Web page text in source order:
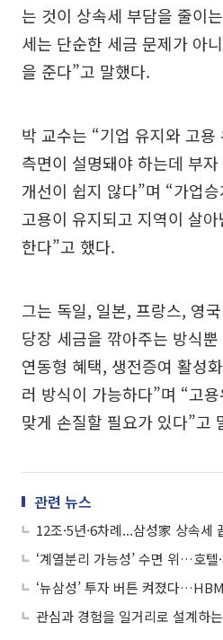
는 것이 상속세 부담을 줄이
세는 단순한 세금 문제가 아
을 준다”고 말했다.
박 교수는 “기업 유지와 고
측면이 설명돼야 하는데 부
개선이 쉽지 않다”며 “가업
고용이 유지되고 지역이 살
한다”고 했다.
그는 독일, 일본, 프랑스, 영
당장 세금을 깎아주는 방식
연동형 혜택, 생전증여 활성
러 방식이 가능하다”며 “고
맞게 손질할 필요가 있다”고
관련 뉴스
12조·5년·6차례...삼성家 상속세
‘계열분리 가능성’ 수면 위…호텔
관심과 경험을 일거리로 설계하